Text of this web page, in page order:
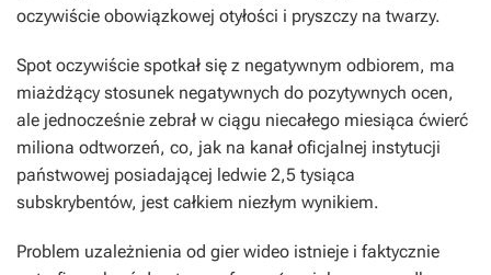
oczywiście obowiązkowej otyłości i pryszczy na twarzy.
Spot oczywiście spotkał się z negatywnym odbiorem, ma
miażdżący stosunek negatywnych do pozytywnych ocen,
ale jednocześnie zebrał w ciągu niecałego miesiąca ćwierć
miliona odtworzeń, co, jak na kanał oficjalnej instytucji
państwowej posiadającej ledwie 2,5 tysiąca
subskrybentów, jest całkiem niezłym wynikiem.
Problem uzależnienia od gier wideo istnieje i faktycznie